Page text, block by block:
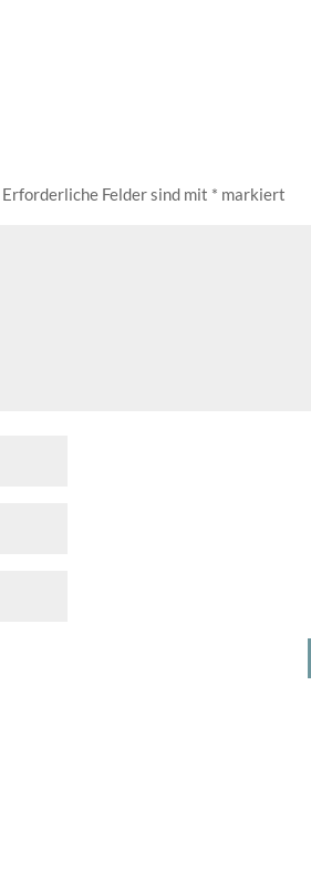
Erforderliche Felder sind mit * markiert